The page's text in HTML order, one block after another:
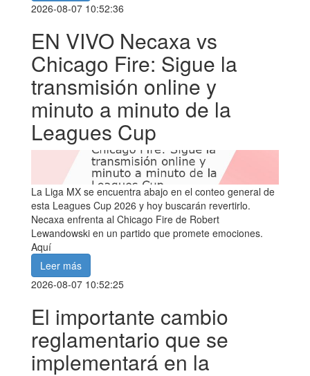
2026-08-07 10:52:36
EN VIVO Necaxa vs
Chicago Fire: Sigue la
transmisión online y
minuto a minuto de la
Leagues Cup
La Liga MX se encuentra abajo en el conteo general de
esta Leagues Cup 2026 y hoy buscarán revertirlo.
Necaxa enfrenta al Chicago Fire de Robert
Lewandowski en un partido que promete emociones.
Aquí
Leer más
2026-08-07 10:52:25
El importante cambio
reglamentario que se
implementará en la